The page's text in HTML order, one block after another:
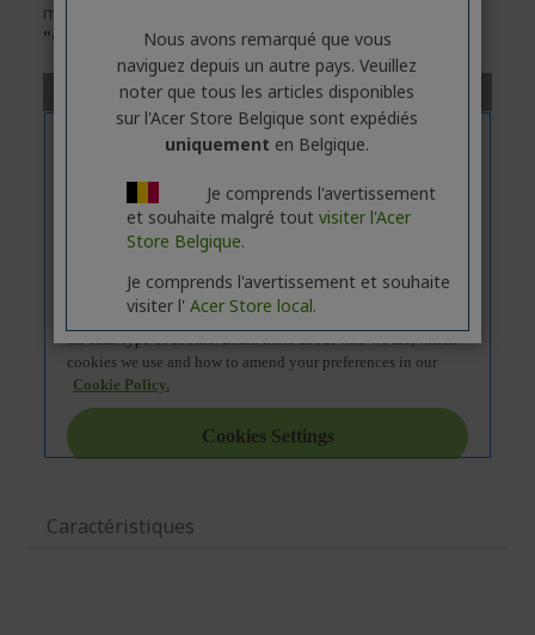
modèle sélectionné, veuillez
"Caractéristiques".
Caractéristiques
Nous avons remarqué que vous
naviguez depuis un autre pays. Veuillez
noter que tous les articles disponibles
sur l'Acer Store Belgique sont expédiés
uniquement en Belgique.
Je comprends l'avertissement
et souhaite malgré tout visiter l'Acer
Store Belgique.
Je comprends l'avertissement et souhaite
visiter l' Acer Store local.